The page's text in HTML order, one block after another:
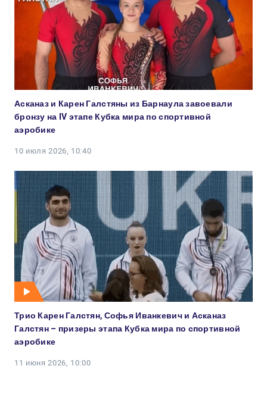
Асканаз и Карен Галстяны из Барнаула завоевали
бронзу на IV этапе Кубка мира по спортивной
аэробике
10 июля 2026, 10:40
Трио Карен Галстян, Софья Иванкевич и Асканаз
Галстян – призеры этапа Кубка мира по спортивной
аэробике
11 июня 2026, 10:00